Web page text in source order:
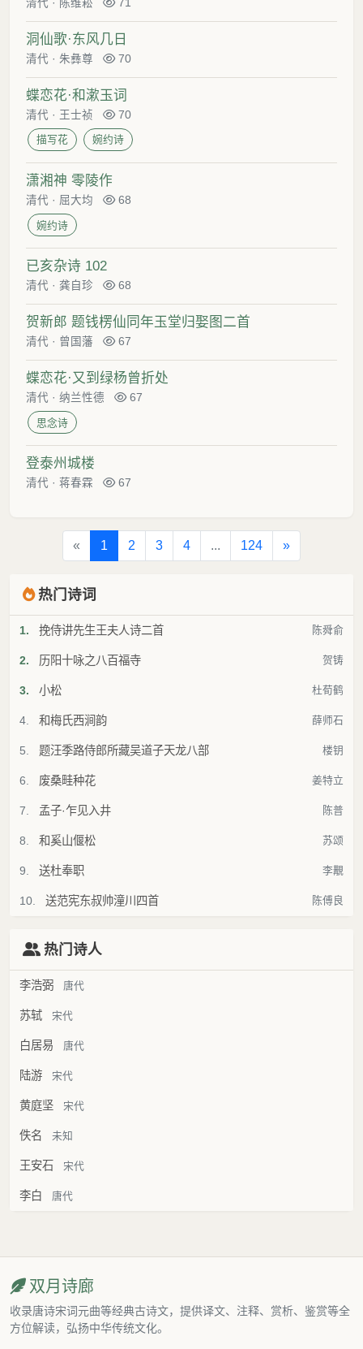
清代 · 陈维崧 71
洞仙歌·东风几日
清代 · 朱彝尊 70
蝶恋花·和漱玉词
清代 · 王士祯 70
描写花 婉约诗
潇湘神 零陵作
清代 · 屈大均 68
婉约诗
已亥杂诗 102
清代 · 龚自珍 68
贺新郎 题钱楞仙同年玉堂归娶图二首
清代 · 曾国藩 67
蝶恋花·又到绿杨曾折处
清代 · 纳兰性德 67
思念诗
登泰州城楼
清代 · 蒋春霖 67
« 1 2 3 4 ... 124 »
热门诗词
1. 挽侍讲先生王夫人诗二首 陈舜俞
2. 历阳十咏之八百福寺 贺铸
3. 小松 杜荀鹤
4. 和梅氏西涧韵 薛师石
5. 题汪季路侍郎所藏吴道子天龙八部 楼钥
6. 废桑畦种花 姜特立
7. 孟子·乍见入井 陈普
8. 和奚山偃松 苏颂
9. 送杜奉职 李覯
10. 送范宪东叔帅潼川四首 陈傅良
热门诗人
李浩弼 唐代
苏轼 宋代
白居易 唐代
陆游 宋代
黄庭坚 宋代
佚名 未知
王安石 宋代
李白 唐代
双月诗廊
收录唐诗宋词元曲等经典古诗文，提供译文、注释、赏析、鉴赏等全
方位解读，弘扬中华传统文化。